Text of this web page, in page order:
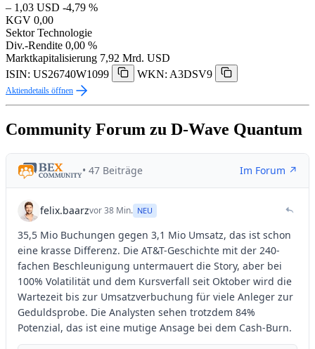
– 1,03 USD -4,79 %
KGV 0,00
Sektor Technologie
Div.-Rendite 0,00 %
Marktkapitalisierung 7,92 Mrd. USD
ISIN: US26740W1099
WKN: A3DSV9
Aktiendetails öffnen
Community Forum zu D-Wave Quantum